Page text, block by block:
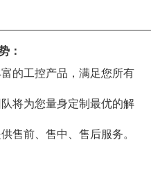
：
的工控产品，满足您所有
将为您量身定制最优的解
售前、售中、售后服务。